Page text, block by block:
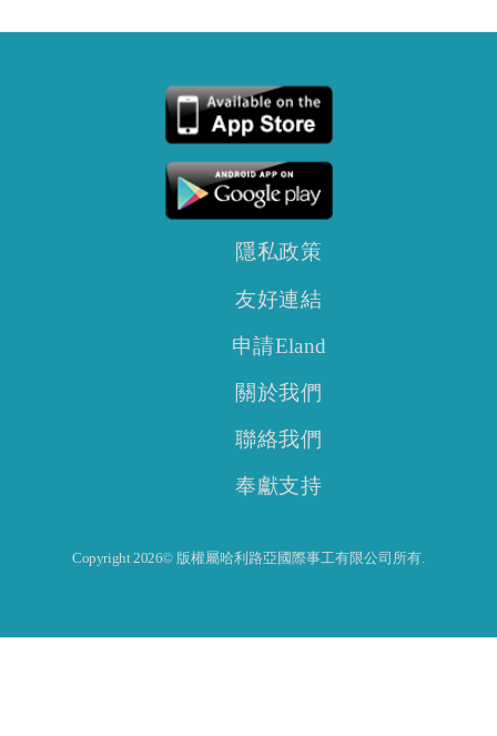
隱私政策
友好連結
申請Eland
關於我們
聯絡我們
奉獻支持
Copyright 2026© 版權屬哈利路亞國際事工有限公司所有.